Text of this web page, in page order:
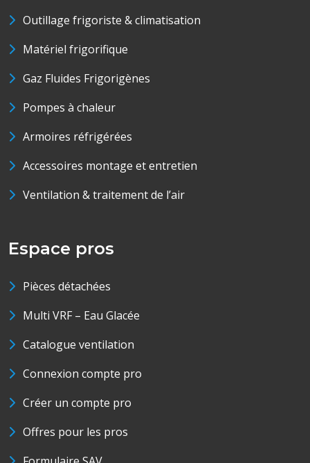
Outillage frigoriste & climatisation
Matériel frigorifique
Gaz Fluides Frigorigènes
Pompes à chaleur
Armoires réfrigérées
Accessoires montage et entretien
Ventilation & traitement de l’air
Espace pros
Pièces détachées
Multi VRF – Eau Glacée
Catalogue ventilation
Connexion compte pro
Créer un compte pro
Offres pour les pros